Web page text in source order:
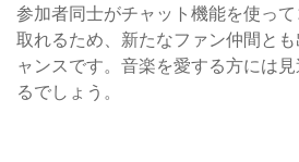
参加者同士がチャット機能を使っ
取れるため、新たなファン仲間と
ャンスです。音楽を愛する方には
るでしょう。